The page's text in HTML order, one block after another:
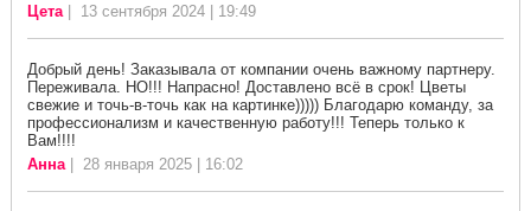
Цета| 13 сентября 2024 | 19:49
Добрый день! Заказывала от компании очень важному партнеру.
Переживала. НО!!! Напрасно! Доставлено всё в срок! Цветы
свежие и точь-в-точь как на картинке))))) Благодарю команду, за
профессионализм и качественную работу!!! Теперь только к
Вам!!!!
Анна| 28 января 2025 | 16:02